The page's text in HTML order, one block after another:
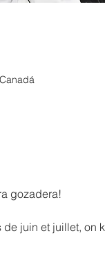
gozadera!
juin et juillet, on